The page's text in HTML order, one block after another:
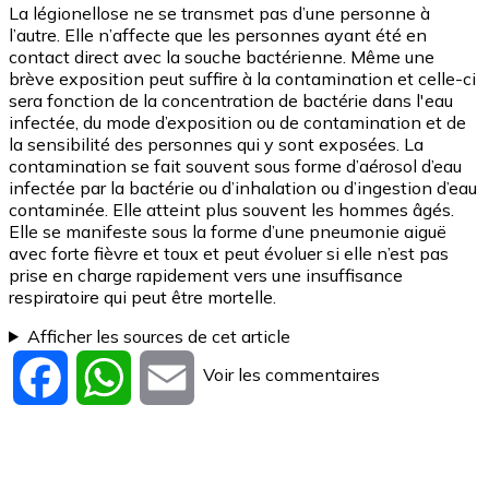
La légionellose ne se transmet pas d’une personne à
l’autre. Elle n’affecte que les personnes ayant été en
contact direct avec la souche bactérienne. Même une
brève exposition peut suffire à la contamination et celle-ci
sera fonction de la concentration de bactérie dans l'eau
infectée, du mode d’exposition ou de contamination et de
la sensibilité des personnes qui y sont exposées. La
contamination se fait souvent sous forme d’aérosol d’eau
infectée par la bactérie ou d’inhalation ou d’ingestion d’eau
contaminée. Elle atteint plus souvent les hommes âgés.
Elle se manifeste sous la forme d’une pneumonie aiguë
avec forte fièvre et toux et peut évoluer si elle n’est pas
prise en charge rapidement vers une insuffisance
respiratoire qui peut être mortelle.
Afficher les sources de cet article
Facebook WhatsApp
Email
Voir les commentaires